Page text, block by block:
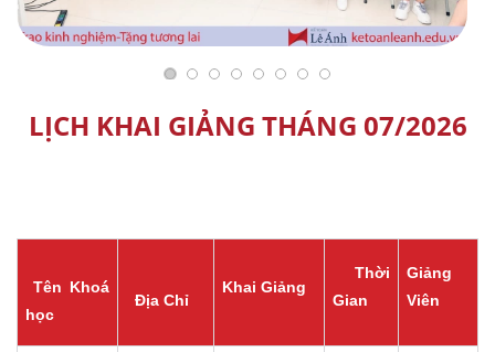
LỊCH KHAI GIẢNG THÁNG 07/2026
Tên Khoá
học
Địa Chỉ
Khai Giảng
Thời
Gian
Giảng
Viên